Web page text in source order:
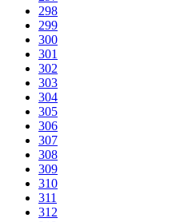
298
299
300
301
302
303
304
305
306
307
308
309
310
311
312